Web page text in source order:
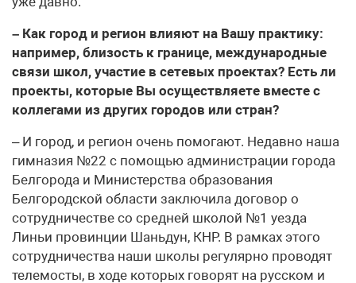
– Как город и регион влияют на Вашу практику:
например, близость к границе, международные
связи школ, участие в сетевых проектах? Есть ли
проекты, которые Вы осуществляете вместе с
коллегами из других городов или стран?
– И город, и регион очень помогают. Недавно наша
гимназия №22 с помощью администрации города
Белгорода и Министерства образования
Белгородской области заключила договор о
сотрудничестве со средней школой №1 уезда
Линьи провинции Шаньдун, КНР. В рамках этого
сотрудничества наши школы регулярно проводят
телемосты, в ходе которых говорят на русском и